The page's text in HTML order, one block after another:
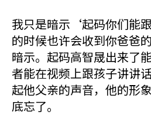
我只是暗示‘起码你们能
的时候也许会收到你爸爸
暗示。起码高智晟出来了
者能在视频上跟孩子讲讲
起他父亲的声音，他的形
底忘了。